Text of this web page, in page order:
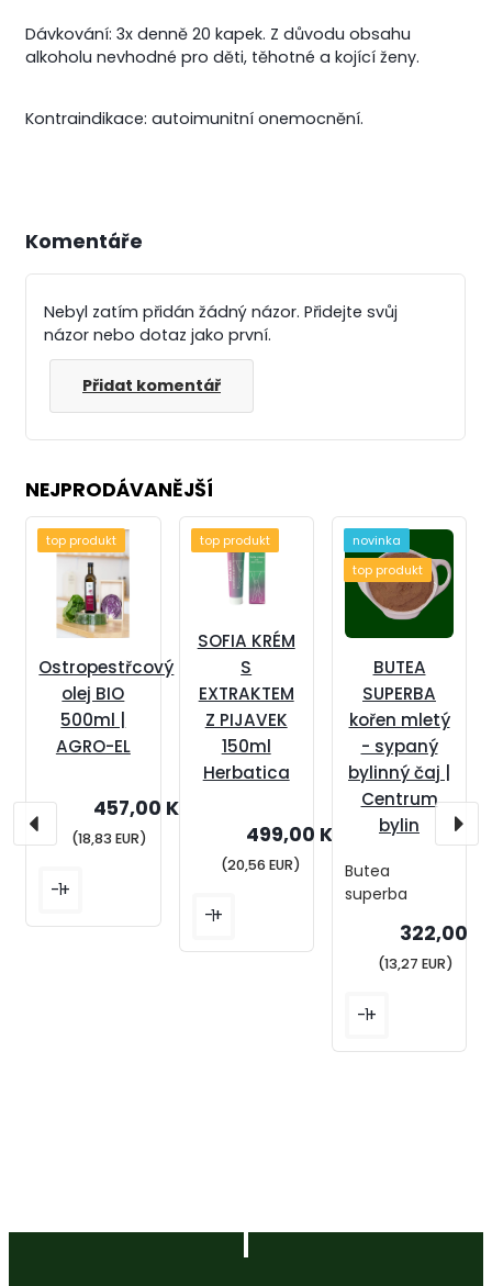
Dávkování: 3x denně 20 kapek. Z důvodu obsahu
alkoholu nevhodné pro děti, těhotné a kojící ženy.
Kontraindikace: autoimunitní onemocnění.
Komentáře
Nebyl zatím přidán žádný názor. Přidejte svůj
názor nebo dotaz jako první.
Přidat komentář
NEJPRODÁVANĚJŠÍ
Ostropestřcový
olej BIO
500ml |
AGRO-EL
457,00 Kč
(18,83 EUR)
-+
top produkt
SOFIA KRÉM
S
EXTRAKTEM
Z PIJAVEK
150ml
Herbatica
499,00 Kč
(20,56 EUR)
-+
top produkt
BUTEA
SUPERBA
kořen mletý
- sypaný
bylinný čaj |
Centrum
bylin
Butea
superba
322,00
(13,27 EUR)
-+
novinka
top produkt